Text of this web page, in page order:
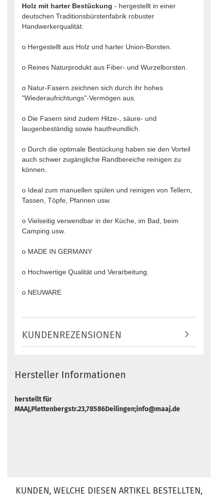
Holz mit harter Bestückung - hergestellt in einer
deutschen Traditionsbürstenfabrik robuster
Handwerkerqualität.
o Hergestellt aus Holz und harter Union-Borsten.
o Reines Naturprodukt aus Fiber- und Wurzelborsten.
o Natur-Fasern zeichnen sich durch ihr hohes
"Wiederaufrichtungs"-Vermögen aus.
o Die Fasern sind zudem Hitze-, säure- und
laugenbeständig sowie hautfreundlich.
o Durch die optimale Bestückung haben sie den Vorteil
auch schwer zugängliche Randbereiche reinigen zu
können.
o Ideal zum manuellen spülen und reinigen von Tellern,
Tassen, Töpfe, Pfannen usw.
o Vielseitig verwendbar in der Küche, im Bad, beim
Camping usw.
o MADE IN GERMANY
o Hochwertige Qualität und Verarbeitung.
o NEUWARE
KUNDENREZENSIONEN
Hersteller Informationen
herstellt für
MAAJ,Plettenbergstr.23,78586Deilingen;info@maaj.de
KUNDEN, WELCHE DIESEN ARTIKEL BESTELLTEN,